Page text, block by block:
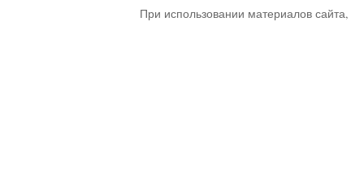
При использовании материалов